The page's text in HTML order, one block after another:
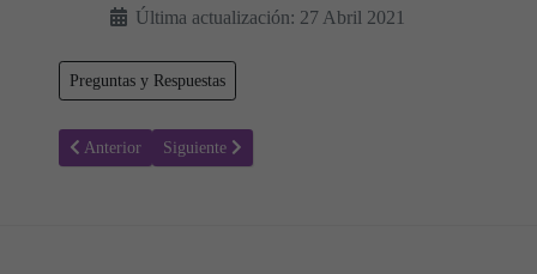
Última actualización: 27 Abril 2021
Preguntas y Respuestas
Artículo anterior: Anemia de Fanconi en niños y adultos - Detección
Anterior Artículo siguiente: Lo que necesitas saber sobre la
Siguiente